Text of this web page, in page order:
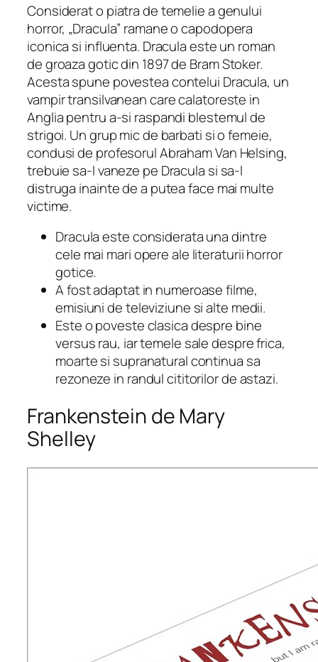
Considerat o piatra de temelie a genului
horror, „Dracula” ramane o capodopera
iconica si influenta. Dracula este un roman
de groaza gotic din 1897 de Bram Stoker.
Acesta spune povestea contelui Dracula, un
vampir transilvanean care calatoreste in
Anglia pentru a-si raspandi blestemul de
strigoi. Un grup mic de barbati si o femeie,
condusi de profesorul Abraham Van Helsing,
trebuie sa-l vaneze pe Dracula si sa-l
distruga inainte de a putea face mai multe
victime.
Dracula este considerata una dintre
cele mai mari opere ale literaturii horror
gotice.
A fost adaptat in numeroase filme,
emisiuni de televiziune si alte medii.
Este o poveste clasica despre bine
versus rau, iar temele sale despre frica,
moarte si supranatural continua sa
rezoneze in randul cititorilor de astazi.
Frankenstein de Mary
Shelley